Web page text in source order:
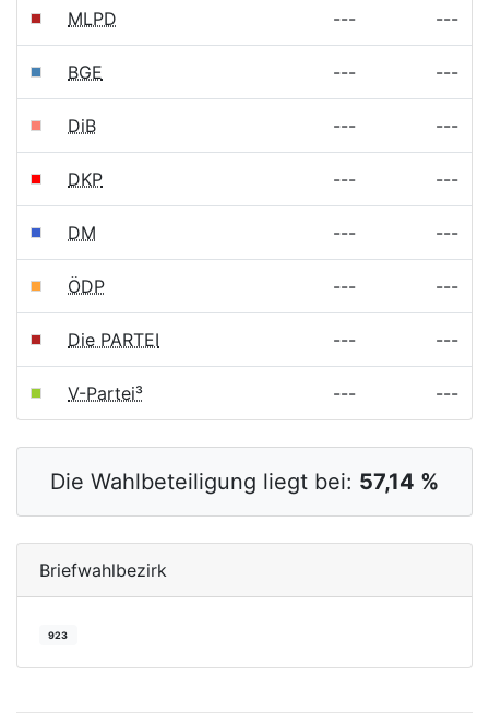
MLPD --- ---
BGE --- ---
DiB --- ---
DKP --- ---
DM --- ---
ÖDP --- ---
Die PARTEI --- ---
V-Partei³ --- ---
Die Wahlbeteiligung liegt bei: 57,14 %
Briefwahlbezirk
923